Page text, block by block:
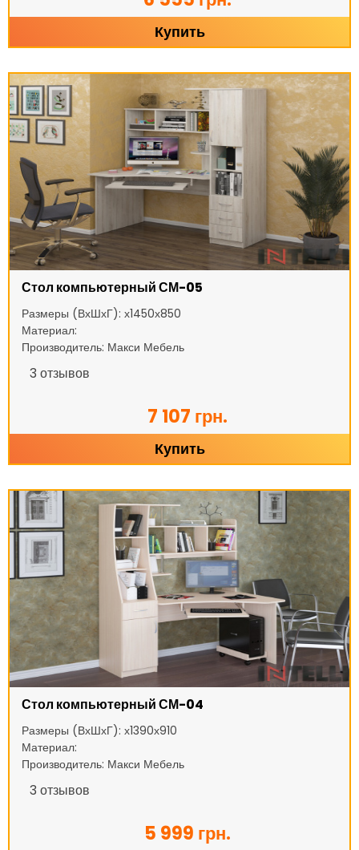
Купить
Стол компьютерный СМ-05
Размеры (ВхШхГ): х1450х850
Материал:
Производитель: Макси Мебель
3 отзывов
7 107 грн.
Купить
Стол компьютерный СМ-04
Размеры (ВхШхГ): х1390х910
Материал:
Производитель: Макси Мебель
3 отзывов
5 999 грн.